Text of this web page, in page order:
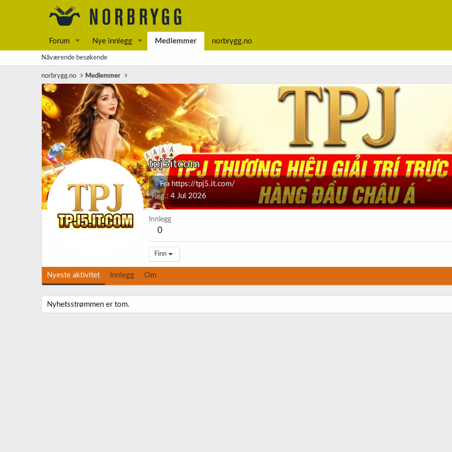
Forum Nye innlegg Medlemmer norbrygg.no
Nåværende besøkende
norbrygg.no Medlemmer
tpj5itcom
·Fra https://tpj5.it.com/
Reg. 4 Jul 2026
Innlegg
0
Finn
Nyeste aktivitet Innlegg Om
Nyhetsstrømmen er tom.